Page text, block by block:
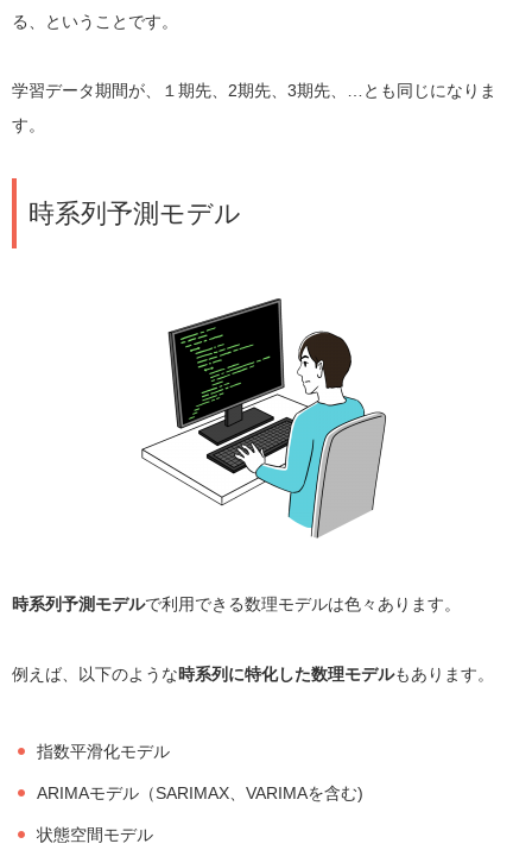
る、ということです。
学習データ期間が、１期先、2期先、3期先、…とも同じになりま
す。
時系列予測モデル
時系列予測モデルで利用できる数理モデルは色々あります。
例えば、以下のような時系列に特化した数理モデルもあります。
指数平滑化モデル
ARIMAモデル（SARIMAX、VARIMAを含む)
状態空間モデル